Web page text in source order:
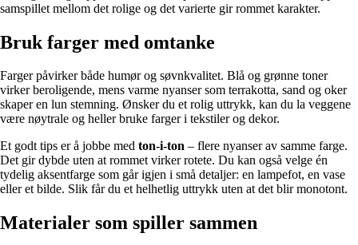
samspillet mellom det rolige og det varierte gir rommet karakter.
Bruk farger med omtanke
Farger påvirker både humør og søvnkvalitet. Blå og grønne toner
virker beroligende, mens varme nyanser som terrakotta, sand og oker
skaper en lun stemning. Ønsker du et rolig uttrykk, kan du la veggene
være nøytrale og heller bruke farger i tekstiler og dekor.
Et godt tips er å jobbe med ton-i-ton – flere nyanser av samme farge.
Det gir dybde uten at rommet virker rotete. Du kan også velge én
tydelig aksentfarge som går igjen i små detaljer: en lampefot, en vase
eller et bilde. Slik får du et helhetlig uttrykk uten at det blir monotont.
Materialer som spiller sammen